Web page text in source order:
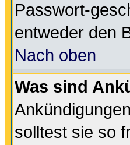
Passwort-
entweder den
Nach oben
Was sind
solltest sie so